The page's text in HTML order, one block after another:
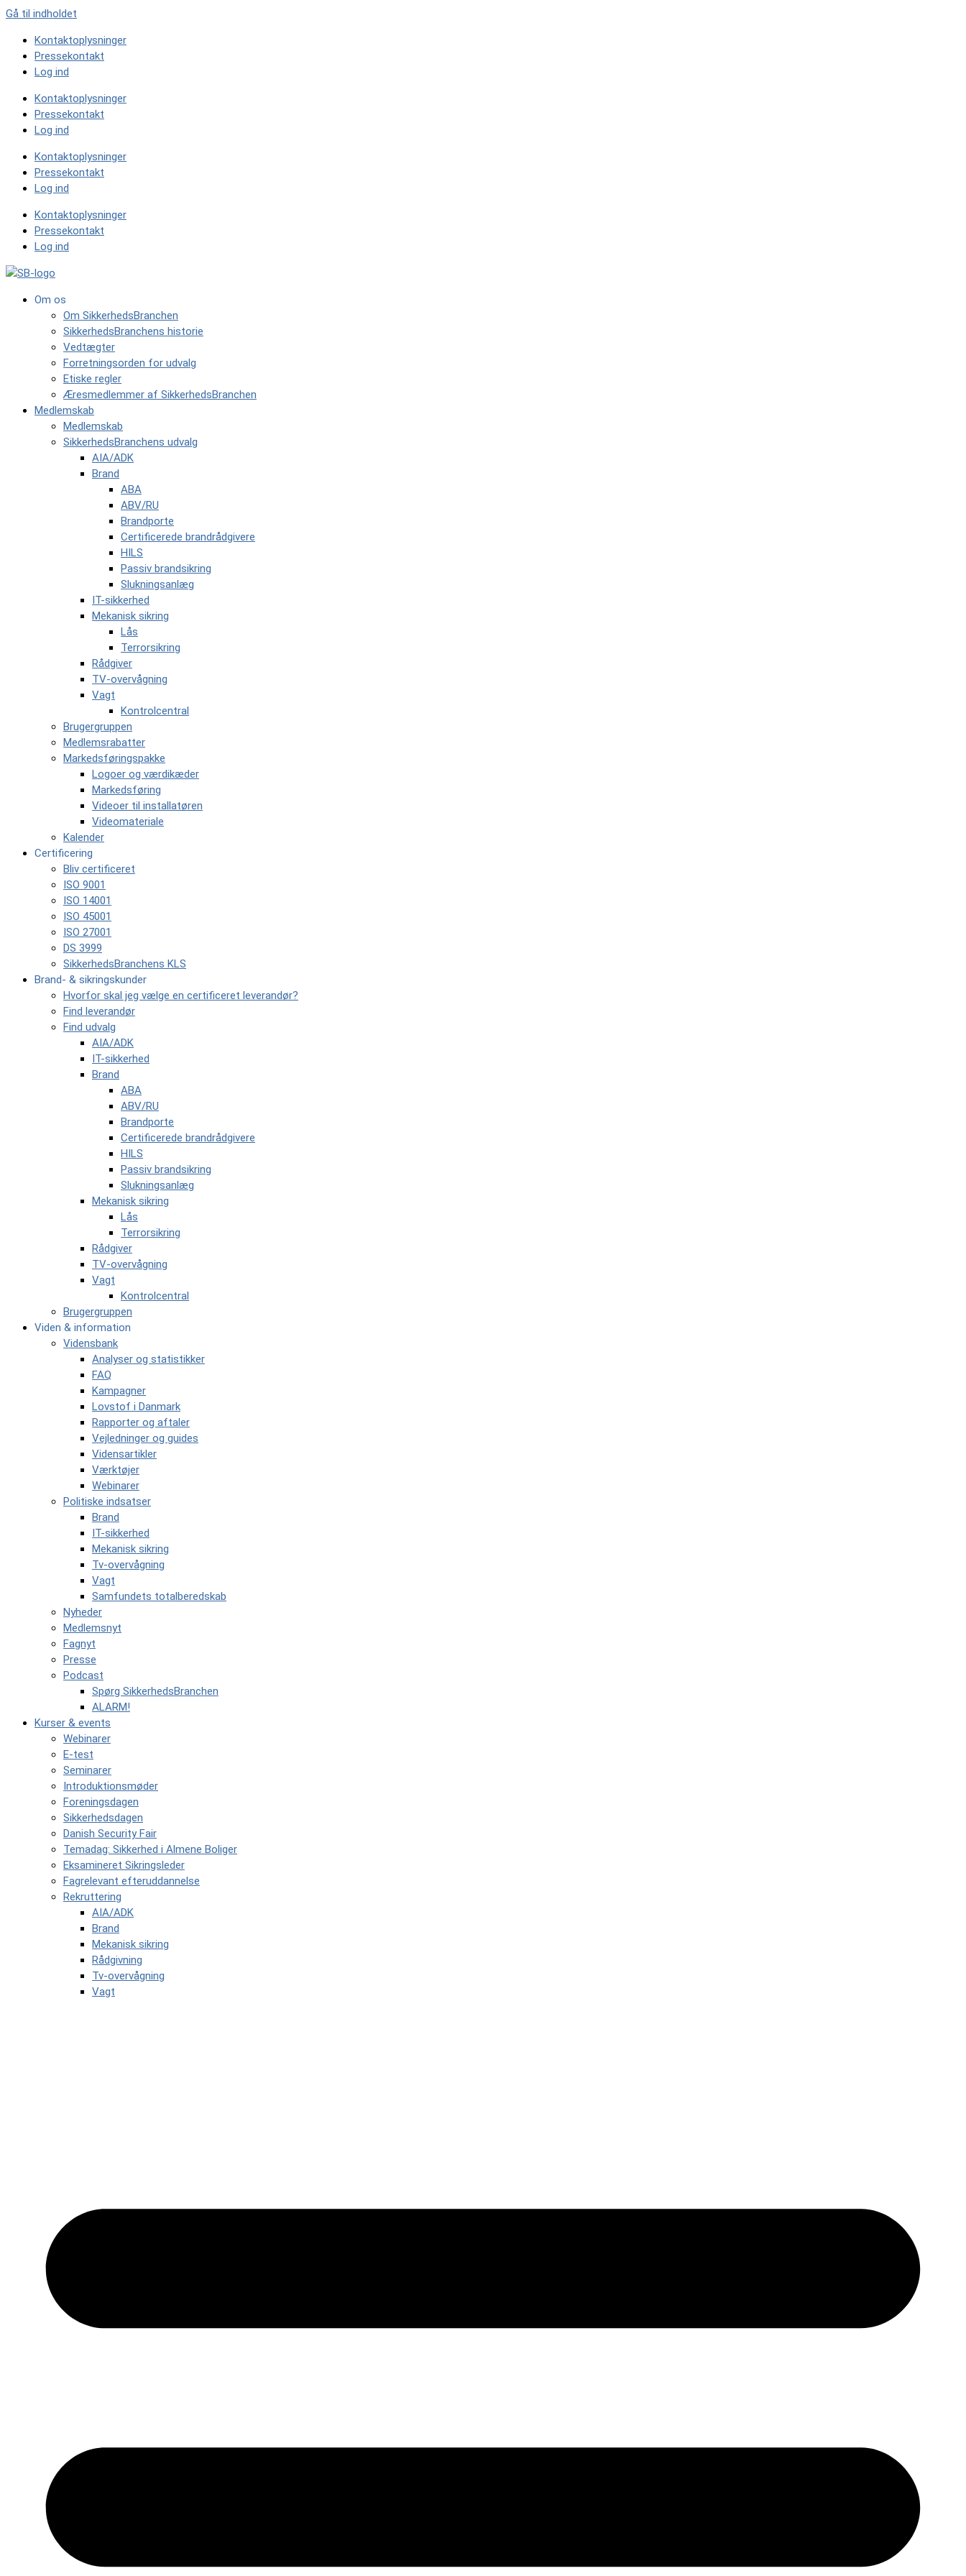
Gå til indholdet
Kontaktoplysninger
Pressekontakt
Log ind
Kontaktoplysninger
Pressekontakt
Log ind
Kontaktoplysninger
Pressekontakt
Log ind
Kontaktoplysninger
Pressekontakt
Log ind
Om os
Om SikkerhedsBranchen
SikkerhedsBranchens historie
Vedtægter
Forretningsorden for udvalg
Etiske regler
Æresmedlemmer af SikkerhedsBranchen
Medlemskab
Medlemskab
SikkerhedsBranchens udvalg
AIA/ADK
Brand
ABA
ABV/RU
Brandporte
Certificerede brandrådgivere
HILS
Passiv brandsikring
Slukningsanlæg
IT-sikkerhed
Mekanisk sikring
Lås
Terrorsikring
Rådgiver
TV-overvågning
Vagt
Kontrolcentral
Brugergruppen
Medlemsrabatter
Markedsføringspakke
Logoer og værdikæder
Markedsføring
Videoer til installatøren
Videomateriale
Kalender
Certificering
Bliv certificeret
ISO 9001
ISO 14001
ISO 45001
ISO 27001
DS 3999
SikkerhedsBranchens KLS
Brand- & sikringskunder
Hvorfor skal jeg vælge en certificeret leverandør?
Find leverandør
Find udvalg
AIA/ADK
IT-sikkerhed
Brand
ABA
ABV/RU
Brandporte
Certificerede brandrådgivere
HILS
Passiv brandsikring
Slukningsanlæg
Mekanisk sikring
Lås
Terrorsikring
Rådgiver
TV-overvågning
Vagt
Kontrolcentral
Brugergruppen
Viden & information
Vidensbank
Analyser og statistikker
FAQ
Kampagner
Lovstof i Danmark
Rapporter og aftaler
Vejledninger og guides
Vidensartikler
Værktøjer
Webinarer
Politiske indsatser
Brand
IT-sikkerhed
Mekanisk sikring
Tv-overvågning
Vagt
Samfundets totalberedskab
Nyheder
Medlemsnyt
Fagnyt
Presse
Podcast
Spørg SikkerhedsBranchen
ALARM!
Kurser & events
Webinarer
E-test
Seminarer
Introduktionsmøder
Foreningsdagen
Sikkerhedsdagen
Danish Security Fair
Temadag: Sikkerhed i Almene Boliger
Eksamineret Sikringsleder
Fagrelevant efteruddannelse
Rekruttering
AIA/ADK
Brand
Mekanisk sikring
Rådgivning
Tv-overvågning
Vagt